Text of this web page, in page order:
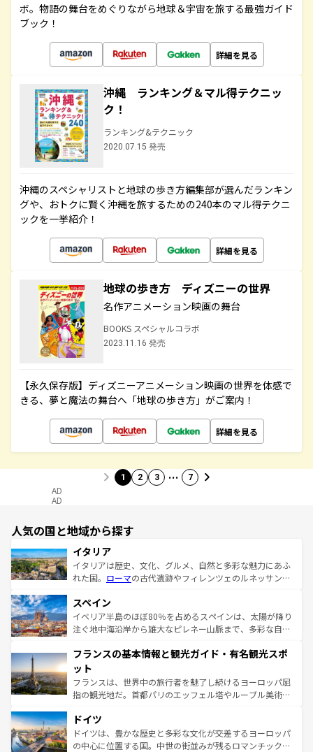
ボ。物語の舞台をめぐりながら地球＆宇宙を旅する最強ガイド
ブック！
詳細を見る
沖縄 ランキング＆マル得テクニッ
ク！
ランキング&テクニック
2020.07.15 発売
沖縄のスペシャリストと地球の歩き方編集部が選んだランキン
グや、おトクに賢く沖縄を旅するための240本のマル得テクニ
ックを一挙紹介！
詳細を見る
地球の歩き方 ディズニーの世界
名作アニメーション映画の舞台
BOOKS スペシャルコラボ
2023.11.16 発売
【永久保存版】ディズニーアニメーション映画の世界を体感で
きる、夢と魔法の舞台へ「地球の歩き方」がご案内！
詳細を見る
1 2 3 … 7
AD
AD
人気の国と地域から探す
イタリア
イタリアは歴史、文化、グルメ、自然と多彩な魅力にあふ
れた国。 ローマの古代遺跡やフィレンツェのルネッサンス
ろん、トスカーナの美しい田園風景やアマルフィ海岸の絶
景など、自然景観も見逃せない。観光の合間には、本場の
ピザやパスタなど、絶品のイタリア料理を堪能することも
ませてくれるイタリアで、忘れられない旅をしてみよう！
なお、新着のイタリア情報は
しい。
スペイン
イベリア半島のほぼ80％を占めるスペインは、太陽が降り
注ぐ地中海沿岸から雄大なピレネー山脈まで、多彩な自然
文化が根付くこの国では、情熱的なフラメンコ、熱気あふ
れる闘牛、そして美味しいタパスが生活の一部となってい
る。首都マドリードの洗練された雰囲気や、バルセロナの
アートに溢れた街角から、地方では古代ローマ遺跡や中世
せる。地方によって風土や気候が異なるスペインはその個
性で訪れる人を魅了する。 なお、新着のスペイン情報は コ
ンテンツ一覧を参照してほしい。
フランスの基本情報と観光ガイド・有名観光スポ
ット
フランスは、世界中の旅行者を魅了し続けるヨーロッパ屈
指の観光地だ。首都パリのエッフェル塔やルーブル美術館
で、幅広い魅力が詰まっている。華麗な宮殿、歴史的な大
聖堂、美しいビーチ、そして豊かな自然が、訪れる者を心
から魅了する。また、フランスは美食の国としても知ら
ドイツ
ドイツは、豊かな歴史と多彩な文化が交差するヨーロッパ
の中心に位置する国。中世の街並みが残るロマンチック街